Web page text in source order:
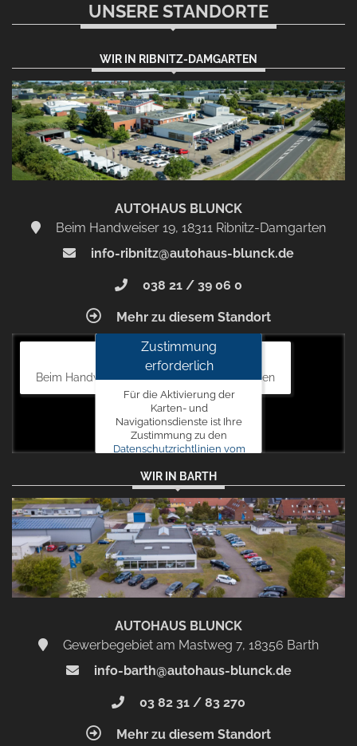
UNSERE STANDORTE
WIR IN RIBNITZ-DAMGARTEN
AUTOHAUS BLUNCK
Beim Handweiser 19, 18311 Ribnitz-Damgarten
info-ribnitz@autohaus-blunck.de
038 21 / 39 06 0
Mehr zu diesem Standort
Autohaus Blunck
Beim Handweiser 19, 18311 Ribnitz-Damgarten
Zustimmung
erforderlich
Für die Aktivierung der
Karten- und
Navigationsdienste ist Ihre
Zustimmung zu den
Datenschutzrichtlinien vom
erforderlich.
Zustimmen
und
aktivieren
WIR IN BARTH
AUTOHAUS BLUNCK
Gewerbegebiet am Mastweg 7, 18356 Barth
info-barth@autohaus-blunck.de
03 82 31 / 83 270
Mehr zu diesem Standort